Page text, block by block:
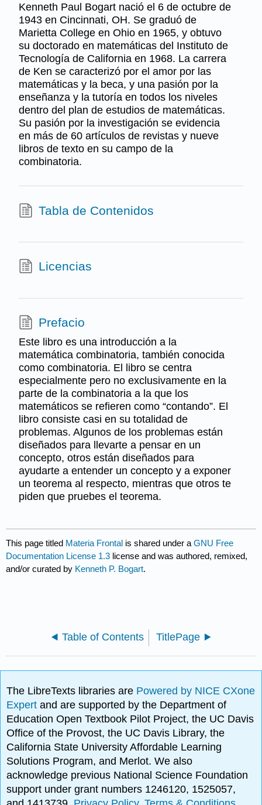
Kenneth Paul Bogart nació el 6 de octubre de
1943 en Cincinnati, OH. Se graduó de
Marietta College en Ohio en 1965, y obtuvo
su doctorado en matemáticas del Instituto de
Tecnología de California en 1968. La carrera
de Ken se caracterizó por el amor por las
matemáticas y la beca, y una pasión por la
enseñanza y la tutoría en todos los niveles
dentro del plan de estudios de matemáticas.
Su pasión por la investigación se evidencia
en más de 60 artículos de revistas y nueve
libros de texto en su campo de la
combinatoria.
Tabla de Contenidos
Licencias
Prefacio
Este libro es una introducción a la
matemática combinatoria, también conocida
como combinatoria. El libro se centra
especialmente pero no exclusivamente en la
parte de la combinatoria a la que los
matemáticos se refieren como “contando”. El
libro consiste casi en su totalidad de
problemas. Algunos de los problemas están
diseñados para llevarte a pensar en un
concepto, otros están diseñados para
ayudarte a entender un concepto y a exponer
un teorema al respecto, mientras que otros te
piden que pruebes el teorema.
This page titled Materia Frontal is shared under aGNU Free
Documentation License 1.3 license and was authored, remixed,
and/or curated by Kenneth P. Bogart.
Table of Contents TitlePage
The LibreTexts libraries are Powered by NICE CXone
Expertand are supported by the Department of
Education Open Textbook Pilot Project, the UC Davis
Office of the Provost, the UC Davis Library, the
California State University Affordable Learning
Solutions Program, and Merlot. We also
acknowledge previous National Science Foundation
support under grant numbers 1246120, 1525057,